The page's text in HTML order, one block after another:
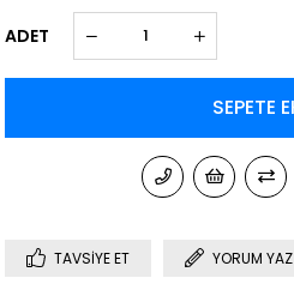
ADET
TAVSIYE ET YORUM YAZ